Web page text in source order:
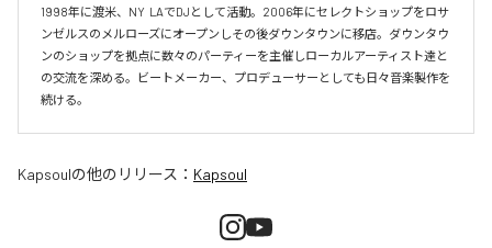
1998年に渡米、NY  LAでDJとして活動。2006年にセレクトショップをロサ
ンゼルスのメルローズにオープンしその後ダウンタウンに移店。ダウンタウ
ンのショップを拠点に数々のパーティーを主催しローカルアーティスト達と
の交流を深める。ビートメーカー、プロデューサーとしても日々音楽製作を
続ける。
Kapsoulの他のリリース： Kapsoul